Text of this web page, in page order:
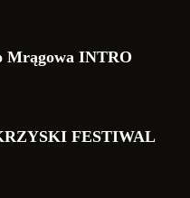
Mrągowa INTRO
FESTIWAL